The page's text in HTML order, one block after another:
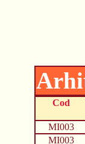
Cod
MI003
MI003